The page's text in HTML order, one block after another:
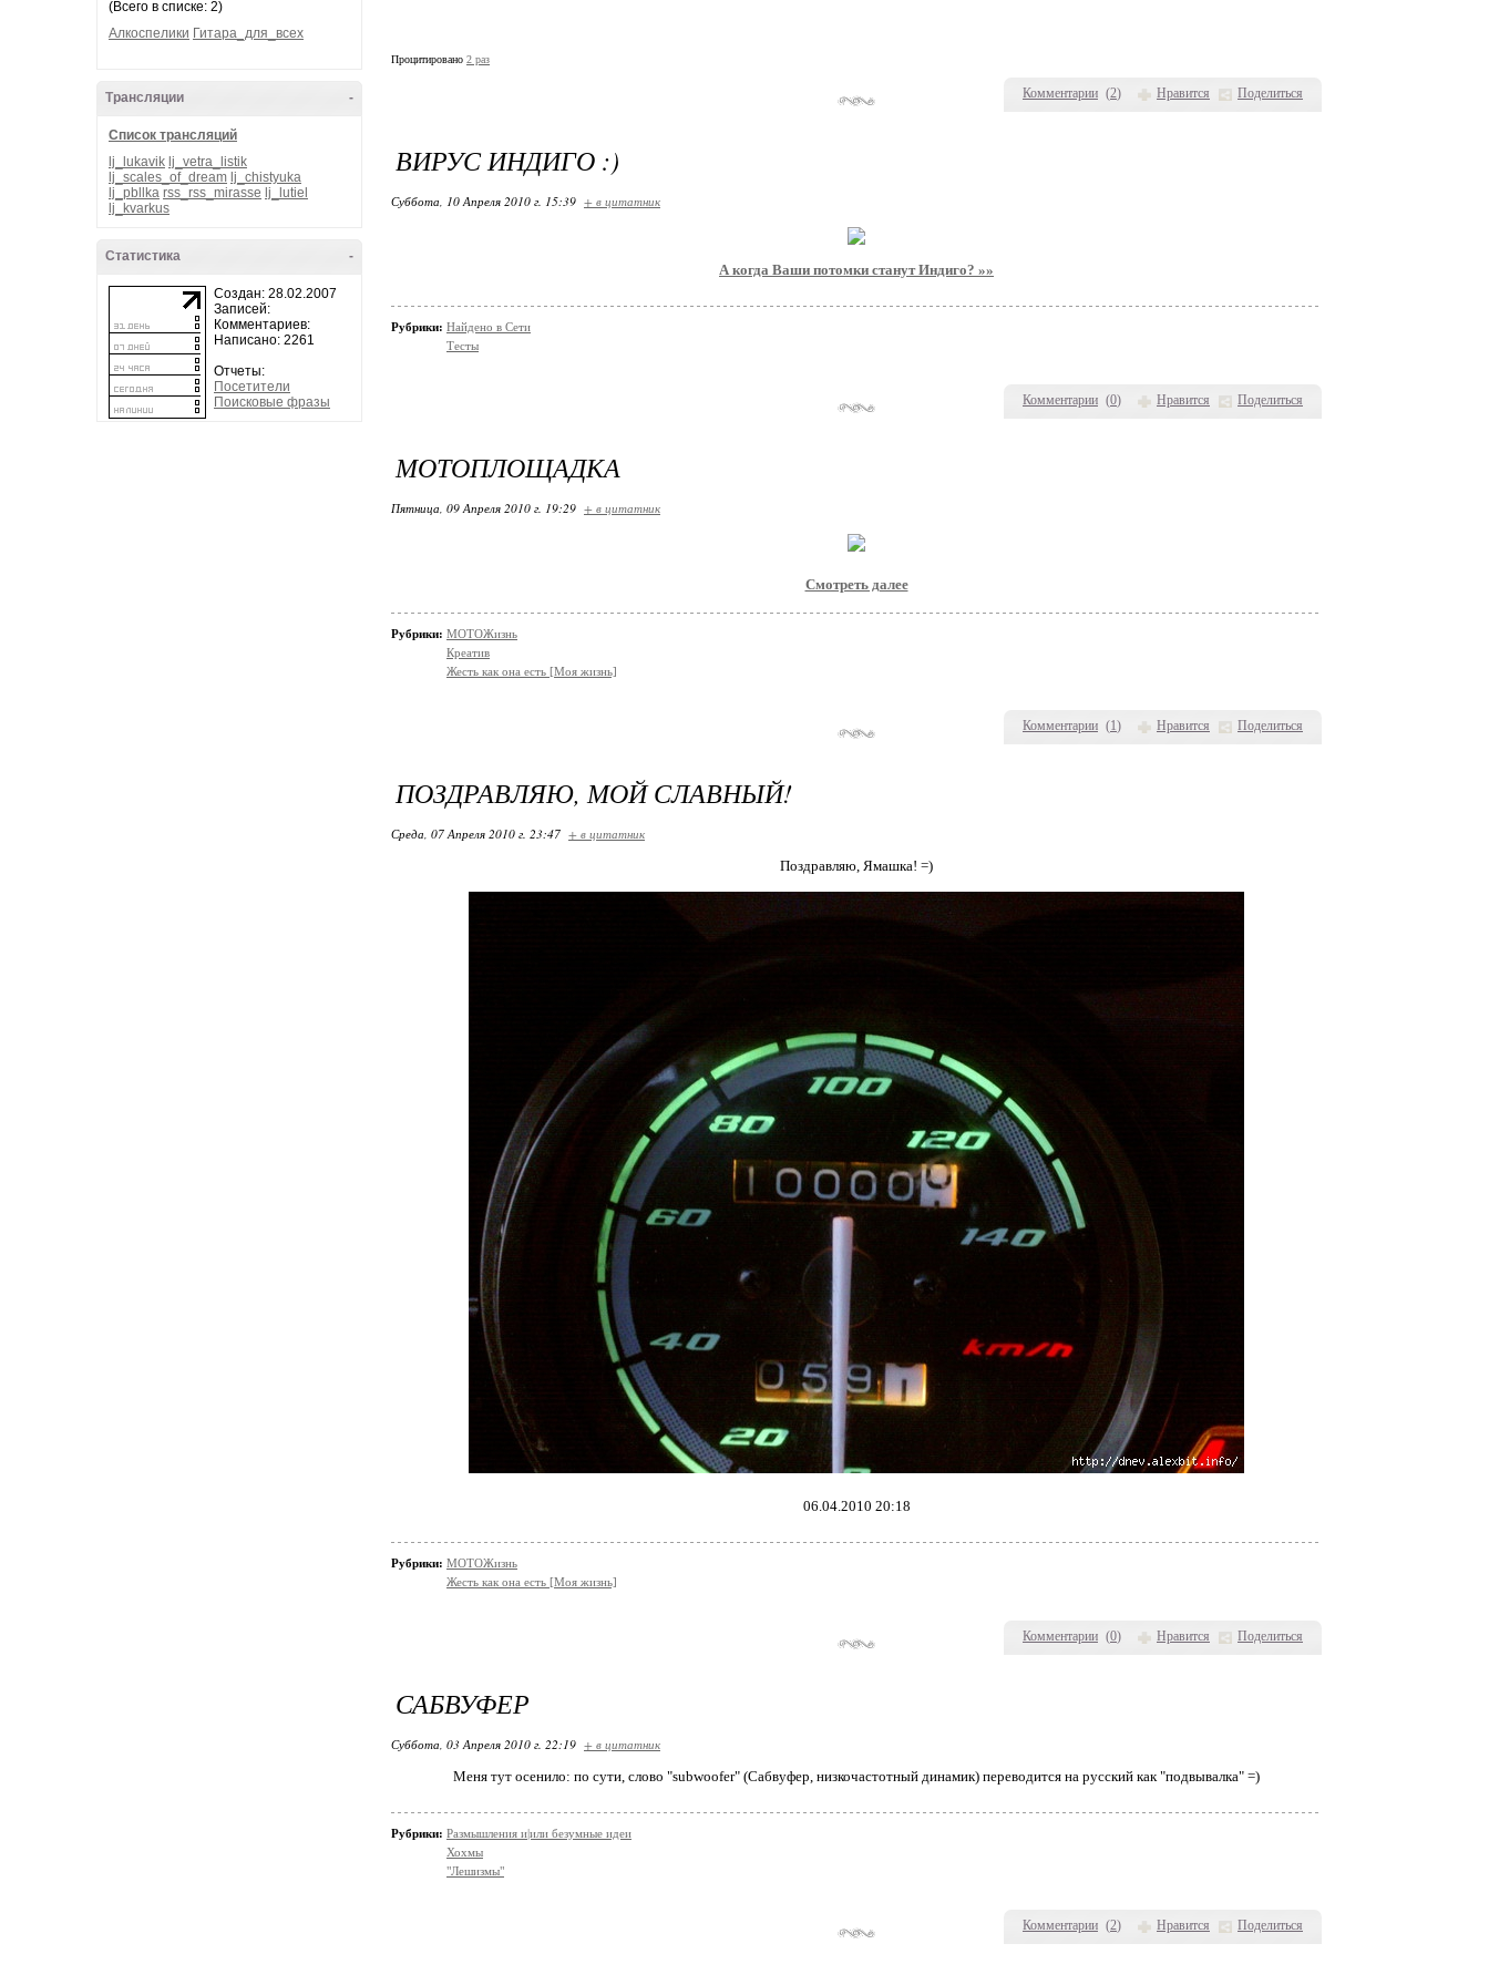
(Всего в списке: 2)
Алкоспелики Гитара_для_всех
-
Трансляции
Список трансляций
lj_lukavik lj_vetra_listik
lj_scales_of_dream lj_chistyuka
lj_pbllka rss_rss_mirasse lj_lutiel
lj_kvarkus
-
Статистика
Создан: 28.02.2007
Записей:
Комментариев:
Написано: 2261
Отчеты:
Посетители
Поисковые фразы
Комментарии (2) Нравится Поделиться
Процитировано 2 раз
Комментарии (0) Нравится Поделиться
ВИРУС ИНДИГО :)
Суббота, 10 Апреля 2010 г. 15:39 + в цитатник
А когда Ваши потомки станут Индиго? »»
Рубрики: Найдено в Сети
Тесты
Комментарии (1) Нравится Поделиться
МОТОПЛОЩАДКА
Пятница, 09 Апреля 2010 г. 19:29 + в цитатник
Смотреть далее
Рубрики: МОТОЖизнь
Креатив
Жесть как она есть [Моя жизнь]
Комментарии (0) Нравится Поделиться
ПОЗДРАВЛЯЮ, МОЙ СЛАВНЫЙ!
Среда, 07 Апреля 2010 г. 23:47 + в цитатник
Поздравляю, Ямашка! =)
06.04.2010 20:18
Рубрики: МОТОЖизнь
Жесть как она есть [Моя жизнь]
Комментарии (2) Нравится Поделиться
САБВУФЕР
Суббота, 03 Апреля 2010 г. 22:19 + в цитатник
Меня тут осенило: по сути, слово "subwoofer" (Сабвуфер, низкочастотный динамик) переводится на русский как "подвывалка" =)
Рубрики: Размышления и|или безумные идеи
Хохмы
"Лешизмы"